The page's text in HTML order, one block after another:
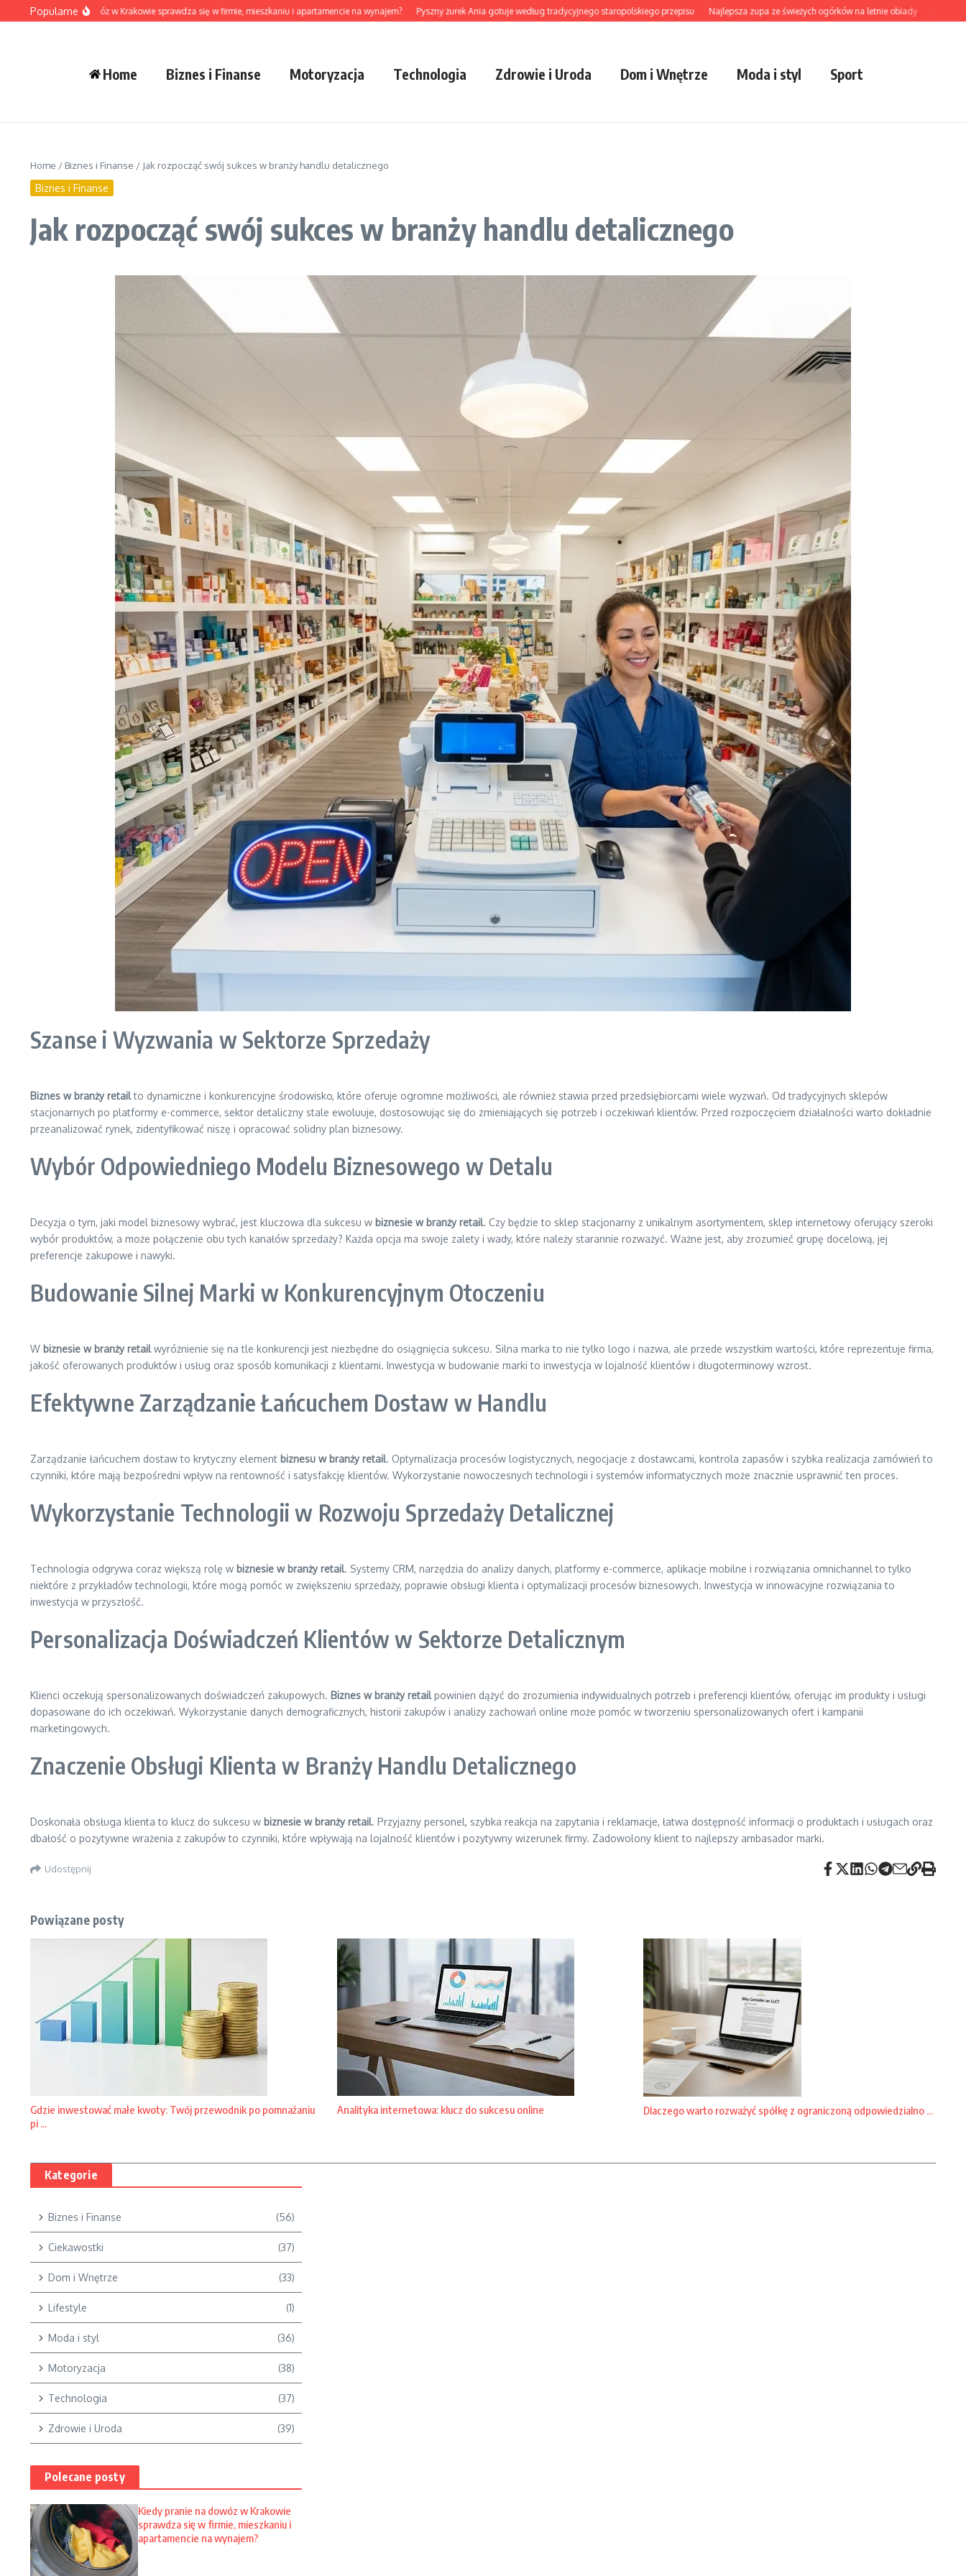
Przejdź do treści
Popularne
pranie na dowóz w Krakowie sprawdza się w firmie, mieszkaniu i apartamencie na wynajem? Pyszny żurek Ania gotuje według tradycyjnego staropolskiego przepisu Najlepsza zupa ze świeżych ogórków na letnie obiady Zupa wonton
Home Biznes i Finanse Motoryzacja Technologia Zdrowie i Uroda Dom i Wnętrze Moda i styl Sport
Home / Biznes i Finanse / Jak rozpocząć swój sukces w branży handlu detalicznego
Biznes i Finanse
Jak rozpocząć swój sukces w branży handlu detalicznego
Szanse i Wyzwania w Sektorze Sprzedaży
Biznes w branży retailto dynamiczne i konkurencyjne środowisko, które oferuje ogromne możliwości, ale również stawia przed przedsiębiorcami wiele wyzwań. Od tradycyjnych sklepów
stacjonarnych po platformy e-commerce, sektor detaliczny stale ewoluuje, dostosowując się do zmieniających się potrzeb i oczekiwań klientów. Przed rozpoczęciem działalności warto dokładnie
przeanalizować rynek, zidentyfikować niszę i opracować solidny plan biznesowy.
Wybór Odpowiedniego Modelu Biznesowego w Detalu
Decyzja o tym, jaki model biznesowy wybrać, jest kluczowa dla sukcesu w biznesie w branży retail. Czy będzie to sklep stacjonarny z unikalnym asortymentem, sklep internetowy oferujący szeroki
wybór produktów, a może połączenie obu tych kanałów sprzedaży? Każda opcja ma swoje zalety i wady, które należy starannie rozważyć. Ważne jest, aby zrozumieć grupę docelową, jej
preferencje zakupowe i nawyki.
Budowanie Silnej Marki w Konkurencyjnym Otoczeniu
W biznesie w branży retailwyróżnienie się na tle konkurencji jest niezbędne do osiągnięcia sukcesu. Silna marka to nie tylko logo i nazwa, ale przede wszystkim wartości, które reprezentuje firma,
jakość oferowanych produktów i usług oraz sposób komunikacji z klientami. Inwestycja w budowanie marki to inwestycja w lojalność klientów i długoterminowy wzrost.
Efektywne Zarządzanie Łańcuchem Dostaw w Handlu
Zarządzanie łańcuchem dostaw to krytyczny element biznesu w branży retail. Optymalizacja procesów logistycznych, negocjacje z dostawcami, kontrola zapasów i szybka realizacja zamówień to
czynniki, które mają bezpośredni wpływ na rentowność i satysfakcję klientów. Wykorzystanie nowoczesnych technologii i systemów informatycznych może znacznie usprawnić ten proces.
Wykorzystanie Technologii w Rozwoju Sprzedaży Detalicznej
Technologia odgrywa coraz większą rolę w biznesie w branży retail. Systemy CRM, narzędzia do analizy danych, platformy e-commerce, aplikacje mobilne i rozwiązania omnichannel to tylko
niektóre z przykładów technologii, które mogą pomóc w zwiększeniu sprzedaży, poprawie obsługi klienta i optymalizacji procesów biznesowych. Inwestycja w innowacyjne rozwiązania to
inwestycja w przyszłość.
Personalizacja Doświadczeń Klientów w Sektorze Detalicznym
Klienci oczekują spersonalizowanych doświadczeń zakupowych. Biznes w branży retailpowinien dążyć do zrozumienia indywidualnych potrzeb i preferencji klientów, oferując im produkty i usługi
dopasowane do ich oczekiwań. Wykorzystanie danych demograficznych, historii zakupów i analizy zachowań online może pomóc w tworzeniu spersonalizowanych ofert i kampanii
marketingowych.
Znaczenie Obsługi Klienta w Branży Handlu Detalicznego
Doskonała obsługa klienta to klucz do sukcesu w biznesie w branży retail. Przyjazny personel, szybka reakcja na zapytania i reklamacje, łatwa dostępność informacji o produktach i usługach oraz
dbałość o pozytywne wrażenia z zakupów to czynniki, które wpływają na lojalność klientów i pozytywny wizerunek firmy. Zadowolony klient to najlepszy ambasador marki.
Udostępnij
Powiązane posty
Gdzie inwestować małe kwoty: Twój przewodnik po pomnażaniu
pi ...
Analityka internetowa: klucz do sukcesu online Dlaczego warto rozważyć spółkę z ograniczoną odpowiedzialno ...
Kategorie
Biznes i Finanse (56)
Ciekawostki (37)
Dom i Wnętrze (33)
Lifestyle (1)
Moda i styl (36)
Motoryzacja (38)
Technologia (37)
Zdrowie i Uroda (39)
Polecane posty
Kiedy pranie na dowóz w Krakowie
sprawdza się w firmie, mieszkaniu i
apartamencie na wynajem?